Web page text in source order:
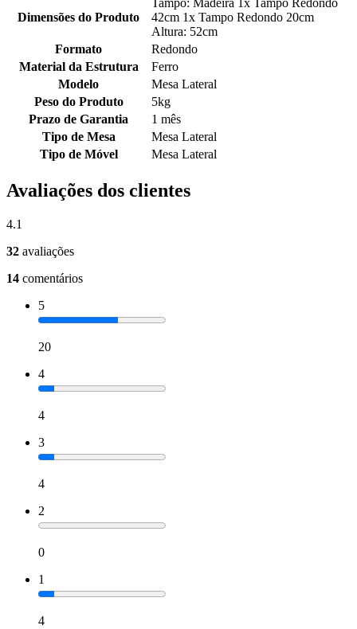
Dimensões do Produto
Tampo: Madeira 1x Tampo Redondo
42cm 1x Tampo Redondo 20cm
Altura: 52cm
Formato
Redondo
Material da Estrutura
Ferro
Modelo
Mesa Lateral
Peso do Produto
5kg
Prazo de Garantia
1 mês
Tipo de Mesa
Mesa Lateral
Tipo de Móvel
Mesa Lateral
Avaliações dos clientes
4.1
32 avaliações
14 comentários
5
20
4
4
3
4
2
0
1
4